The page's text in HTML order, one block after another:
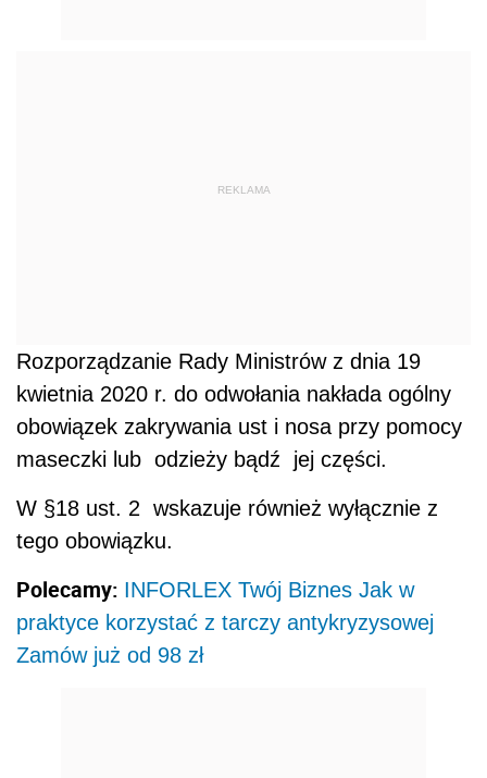
REKLAMA
Rozporządzanie Rady Ministrów z dnia 19
kwietnia 2020 r. do odwołania nakłada ogólny
obowiązek zakrywania ust i nosa przy pomocy
maseczki lub odzieży bądź jej części.
W §18 ust. 2 wskazuje również wyłącznie z
tego obowiązku.
Polecamy: INFORLEX Twój Biznes Jak w
praktyce korzystać z tarczy antykryzysowej
Zamów już od 98 zł